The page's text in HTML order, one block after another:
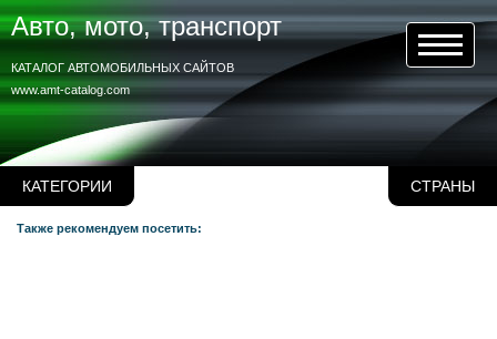
КАТЕГОРИИ СТРАНЫ
Авто, мото, транспорт
www.amt-catalog.com
КАТАЛОГ АВТОМОБИЛЬНЫХ САЙТОВ
Также рекомендуем посетить: